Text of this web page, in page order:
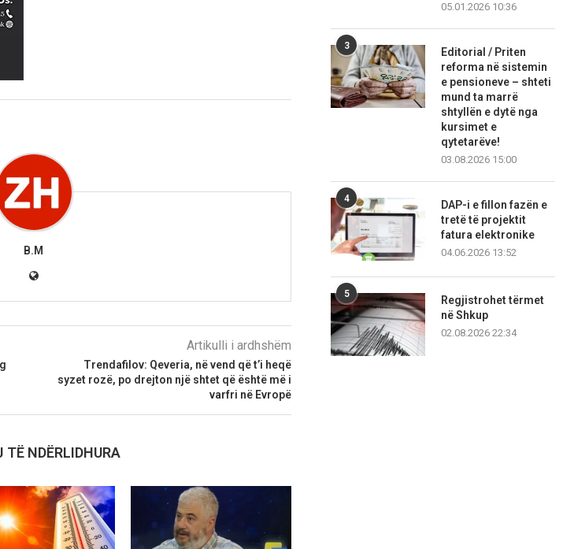
B.M
Artikulli i ardhshëm
Trendafilov: Qeveria, në vend që t’i heqë
syzet rozë, po drejton një shtet që është më i
varfri në Evropë
TË NDËRLIDHURA
05.01.2026 10:36
3
Editorial / Priten
reforma në sistemin
e pensioneve – shteti
mund ta marrë
shtyllën e dytë nga
kursimet e
qytetarëve!
03.08.2026 15:00
4
DAP-i e fillon fazën e
tretë të projektit
fatura elektronike
04.06.2026 13:52
5
Regjistrohet tërmet
në Shkup
02.08.2026 22:34